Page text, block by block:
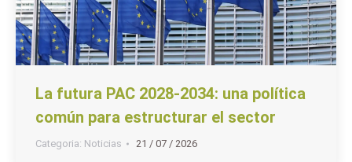
La futura PAC 2028-2034: una política
común para estructurar el sector
Categoria: Noticias 21 / 07 / 2026